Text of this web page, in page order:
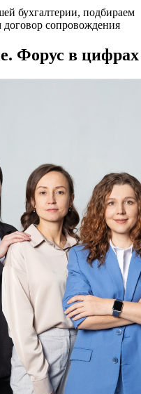
бухгалтерии, подбираем
сопровождения
Форус в цифрах